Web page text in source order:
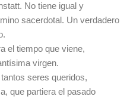
No tiene igual y
sacerdotal. Un verdadero
el tiempo que viene,
virgen.
seres queridos,
que partiera el pasado